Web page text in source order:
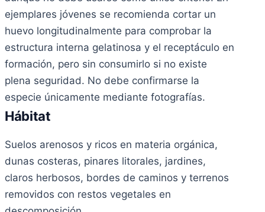
ejemplares jóvenes se recomienda cortar un
huevo longitudinalmente para comprobar la
estructura interna gelatinosa y el receptáculo en
formación, pero sin consumirlo si no existe
plena seguridad. No debe confirmarse la
especie únicamente mediante fotografías.
Hábitat
Suelos arenosos y ricos en materia orgánica,
dunas costeras, pinares litorales, jardines,
claros herbosos, bordes de caminos y terrenos
removidos con restos vegetales en